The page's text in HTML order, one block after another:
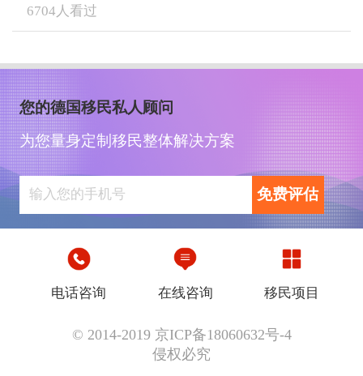
6704 人看过
您的德国移民私人顾问
为您量身定制移民整体解决方案
免费评估
电话咨询 在线咨询 移民项目
© 2014-2019 京ICP备18060632号-4
侵权必究